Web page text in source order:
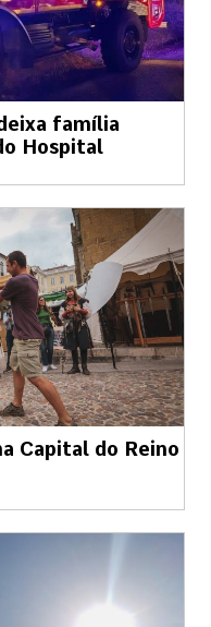
família
Hospital
Capital do Reino